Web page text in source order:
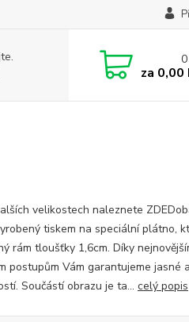
za 0,00
velikostech naleznete
tiskem na speciální plátno,
rám tloušťky 1,6cm. Díky
postupům Vám garantujeme jasné
Součástí obrazu je ta... celý popis